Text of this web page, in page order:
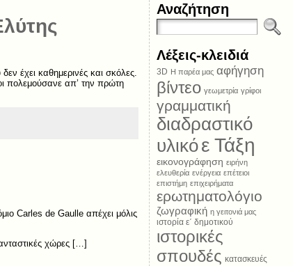
έχει καθημερινές και σκόλες.
πολεμούσανε απ’ την πρώτη
Carles de Gaulle απέχει μόλις
χώρες […]
Αναζήτηση
Λέξεις-κλειδιά
3D Η παρέα μας αφήγηση
βίντεο γεωμετρία γρίφοι
γραμματική
διαδραστικό
υλικόε Τάξη
εικονογράφηση ειρήνη
ελευθερία ενέργεια επέτειοι
επιστήμη επιχειρήματα
ερωτηματολόγιο
ζωγραφική η γειτονιά μας
ιστορία ε΄ δημοτικού
ιστορικές
σπουδές κατασκευές